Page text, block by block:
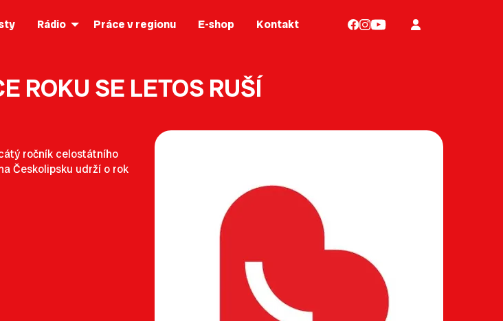
Rádio Práce v regionu E-shop Kontakt
ROKU SE LETOS RUŠÍ
ročník celostátního
Českolipsku udrží o rok